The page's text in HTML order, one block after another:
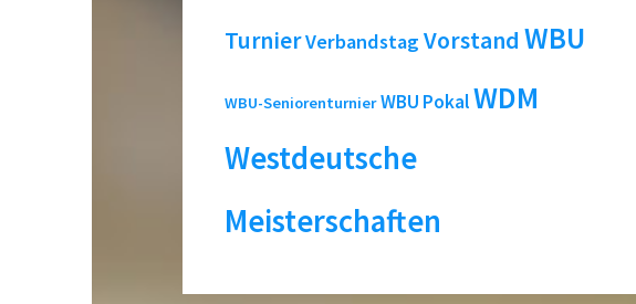
TurnierVerbandstag Vorstand WBU
WBU-Seniorenturnier WBU PokalWDM
Westdeutsche
Meisterschaften